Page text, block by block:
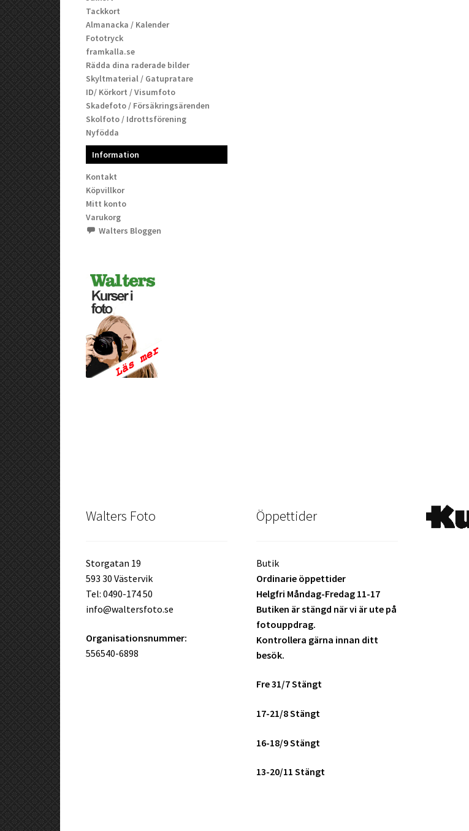
Tackkort
Almanacka / Kalender
Fototryck
framkalla.se
Rädda dina raderade bilder
Skyltmaterial / Gatupratare
ID/ Körkort / Visumfoto
Skadefoto / Försäkringsärenden
Skolfoto / Idrottsförening
Nyfödda
Information
Kontakt
Köpvillkor
Mitt konto
Varukorg
Walters Bloggen
Walters Foto
Storgatan 19
593 30 Västervik
Tel: 0490-174 50
info@waltersfoto.se
Organisationsnummer:
556540-6898
Öppettider
Butik
Ordinarie öppettider
Helgfri Måndag-Fredag 11-17
Butiken är stängd när vi är ute på
fotouppdrag.
Kontrollera gärna innan ditt
besök.
Fre 31/7 Stängt
17-21/8 Stängt
16-18/9 Stängt
13-20/11 Stängt